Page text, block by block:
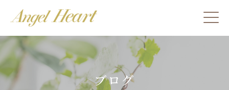
施術をご希望の方
カウンセリングをご希望の方へ
ブログ